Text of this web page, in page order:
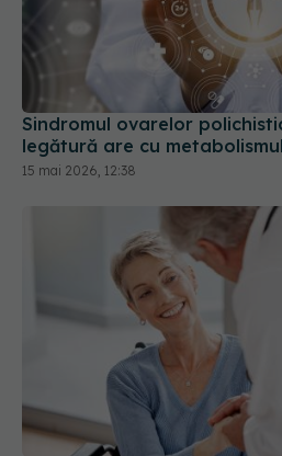
Sindromul ovarelor
legătură are cu
15 mai 2026, 12:38
ginecologică. Dr. Ciprian
produc minim-invaziv